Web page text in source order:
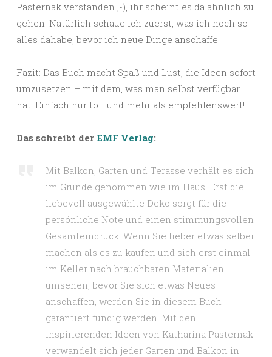
Pasternak verstanden ;-), ihr scheint es da ähnlich zu
gehen. Natürlich schaue ich zuerst, was ich noch so
alles dahabe, bevor ich neue Dinge anschaffe.
Fazit: Das Buch macht Spaß und Lust, die Ideen sofort
umzusetzen – mit dem, was man selbst verfügbar
hat! Einfach nur toll und mehr als empfehlenswert!
Das schreibt der EMF Verlag:
Mit Balkon, Garten und Terasse verhält es sich
im Grunde genommen wie im Haus: Erst die
liebevoll ausgewählte Deko sorgt für die
persönliche Note und einen stimmungsvollen
Gesamteindruck. Wenn Sie lieber etwas selber
machen als es zu kaufen und sich erst einmal
im Keller nach brauchbaren Materialien
umsehen, bevor Sie sich etwas Neues
anschaffen, werden Sie in diesem Buch
garantiert fündig werden! Mit den
inspirierenden Ideen von Katharina Pasternak
verwandelt sich jeder Garten und Balkon in